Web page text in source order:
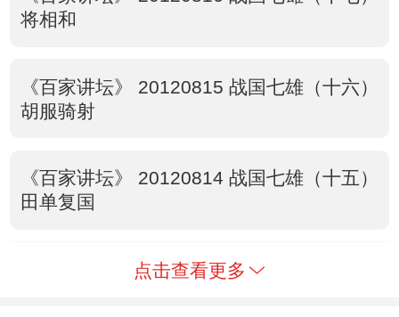
将相和
《百家讲坛》 20120815 战国七雄（十六）
胡服骑射
《百家讲坛》 20120814 战国七雄（十五）
田单复国
点击查看更多